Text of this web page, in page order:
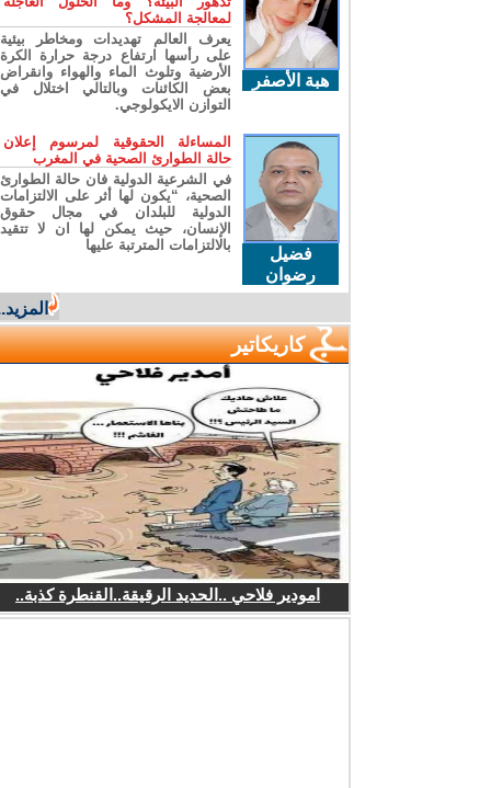
هبة الأصفر
لمعالجة المشكل؟
يعرف العالم تهديدات ومخاطر بيئية
على رأسها ارتفاع درجة حرارة الكرة
الأرضية وتلوث الماء والهواء وانقراض
بعض الكائنات وبالتالي اختلال في
التوازن الايكولوجي.
فضيل
رضوان
المساءلة الحقوقية لمرسوم إعلان
حالة الطوارئ الصحية في المغرب
في الشرعية الدولية فان حالة الطوارئ
الصحية، “يكون لها أثر على الالتزامات
الدولية للبلدان في مجال حقوق
الإنسان، حيث يمكن لها ان لا تتقيد
بالالتزامات المترتبة عليها
المزيد...
كاريكاتير
امودير فلاحي ..الحديد الرقيقة..القنطرة كذبة..